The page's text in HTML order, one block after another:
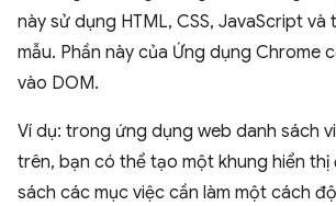
này sử dụng HTML, CSS, JavaScript
mẫu. Phần này của Ứng dụng Chrome
vào DOM.
Ví dụ: trong ứng dụng web danh sách
trên, bạn có thể tạo một khung hiển thị
sách các mục việc cần làm một cách